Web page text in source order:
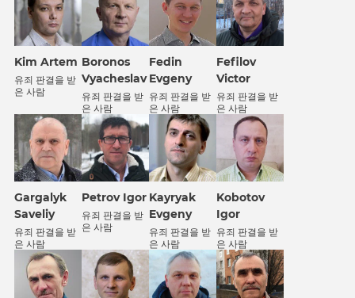
Kim Artem
유죄 판결을 받
은 사람
Boronos
Vyacheslav
유죄 판결을 받
은 사람
Fedin
Evgeny
유죄 판결을 받
은 사람
Fefilov
Victor
유죄 판결을 받
은 사람
Gargalyk
Saveliy
유죄 판결을 받
은 사람
Petrov Igor
유죄 판결을 받
은 사람
Kayryak
Evgeny
유죄 판결을 받
은 사람
Kobotov
Igor
유죄 판결을 받
은 사람